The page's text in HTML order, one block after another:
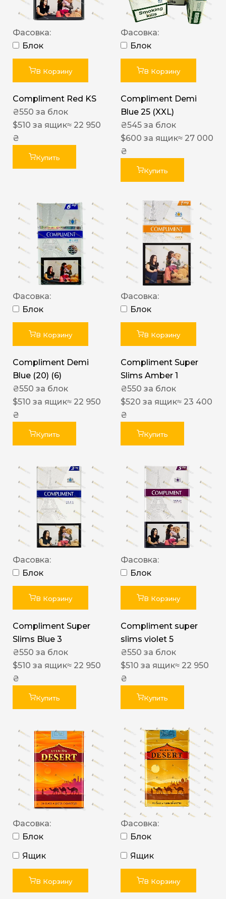
Фасовка:
Блок
В Корзину
Compliment Red KS
₴550 за блок
$510 за ящик≈ 22 950
₴
Купить
Фасовка:
Блок
В Корзину
Compliment Demi
Blue 25 (XXL)
₴545 за блок
$600 за ящик≈ 27 000
₴
Купить
Фасовка:
Блок
В Корзину
Compliment Demi
Blue (20) (6)
₴550 за блок
$510 за ящик≈ 22 950
₴
Купить
Фасовка:
Блок
В Корзину
Compliment Super
Slims Amber 1
₴550 за блок
$520 за ящик≈ 23 400
₴
Купить
Фасовка:
Блок
В Корзину
Compliment Super
Slims Blue 3
₴550 за блок
$510 за ящик≈ 22 950
₴
Купить
Фасовка:
Блок
В Корзину
Compliment super
slims violet 5
₴550 за блок
$510 за ящик≈ 22 950
₴
Купить
Фасовка:
Блок
Ящик
В Корзину
Фасовка:
Блок
Ящик
В Корзину